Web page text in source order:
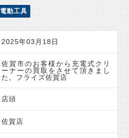
電動工具
2025年03月18日
佐賀市のお客様から充電式クリ
ーナーの買取をさせて頂きまし
た。フライズ佐賀店
店頭
佐賀店